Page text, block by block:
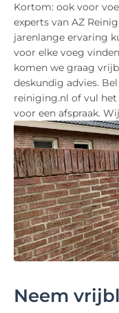
Kortom: ook voor
experts van AZ
jarenlange ervaring
voor elke voeg
komen we graag
deskundig advies. Bel
reiniging.nl of vul
voor een afspraak.
Neem